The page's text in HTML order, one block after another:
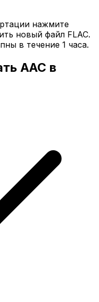
нажмите
новый файл FLAC.
в течение 1 часа.
AAC в